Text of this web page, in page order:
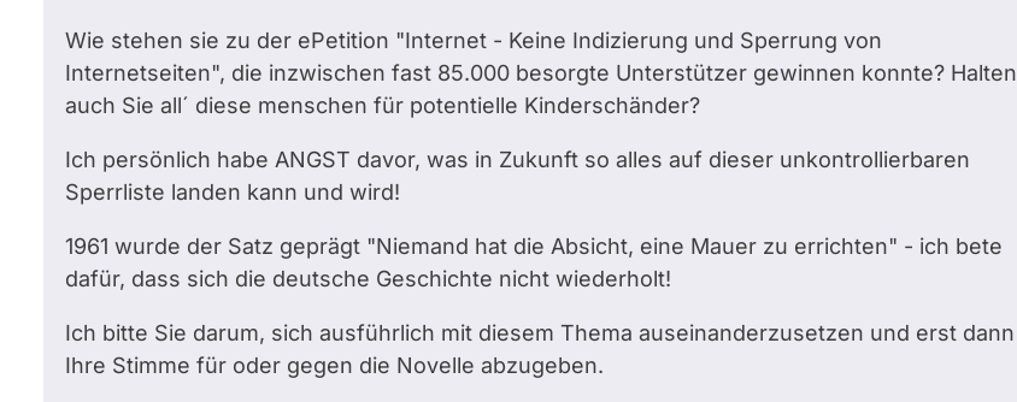
Wie stehen sie zu der ePetition "Internet - Keine Indizierung und Sperrung von
Internetseiten", die inzwischen fast 85.000 besorgte Unterstützer gewinnen konnte? Halten
auch Sie all´ diese menschen für potentielle Kinderschänder?
Ich persönlich habe ANGST davor, was in Zukunft so alles auf dieser unkontrollierbaren
Sperrliste landen kann und wird!
1961 wurde der Satz geprägt "Niemand hat die Absicht, eine Mauer zu errichten" - ich bete
dafür, dass sich die deutsche Geschichte nicht wiederholt!
Ich bitte Sie darum, sich ausführlich mit diesem Thema auseinanderzusetzen und erst dann
Ihre Stimme für oder gegen die Novelle abzugeben.